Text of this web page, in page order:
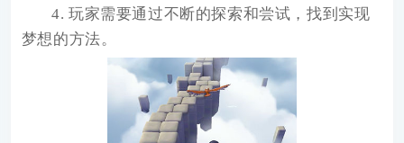
4. 玩家需要通过不断的探索和尝试，找到实现
梦想的方法。